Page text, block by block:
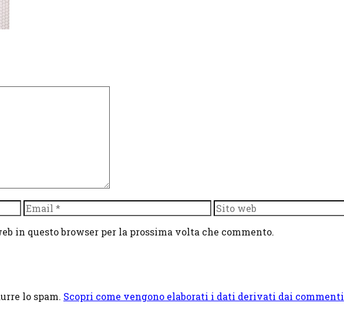
Email
Sito
web
in questo browser per la prossima volta che commento.
lo spam. Scopri come vengono elaborati i dati derivati dai commenti